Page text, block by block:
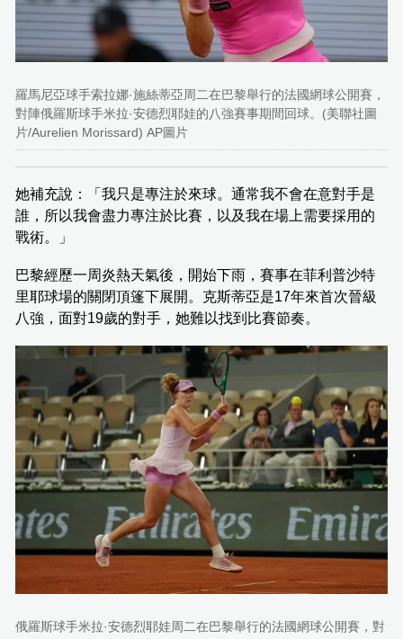
羅馬尼亞球手索拉娜·施絲蒂亞周二在巴黎舉行的法國網球公開賽，
對陣俄羅斯球手米拉·安德烈耶娃的八強賽事期間回球。(美聯社圖
片/Aurelien Morissard) AP圖片
她補充說：「我只是專注於來球。通常我不會在意對手是
誰，所以我會盡力專注於比賽，以及我在場上需要採用的
戰術。」
巴黎經歷一周炎熱天氣後，開始下雨，賽事在菲利普沙特
里耶球場的關閉頂篷下展開。克斯蒂亞是17年來首次晉級
八強，面對19歲的對手，她難以找到比賽節奏。
俄羅斯球手米拉·安德烈耶娃周二在巴黎舉行的法國網球公開賽，對